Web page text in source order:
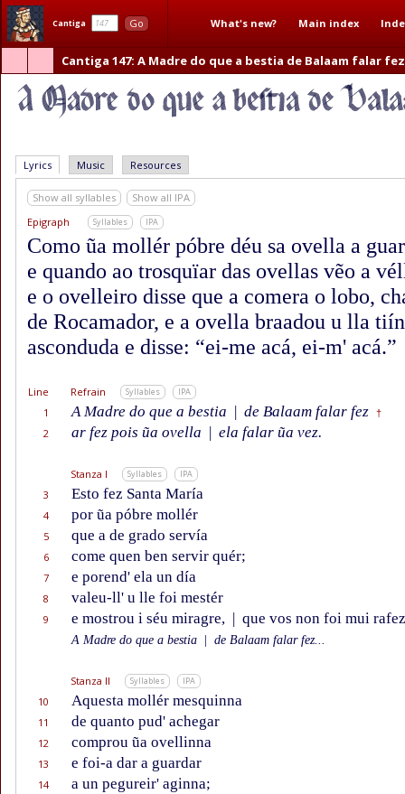
Cantiga Go What's new? Main index
Cantiga 147: A Madre do que a bestia de Balaam falar
Lyrics Music Resources
Show all syllables
Show all IPA
Epigraph
Syllables IPA
Como ũa mollér póbre déu sa ovella a
e quando ao trosquïar das ovellas vẽo a
e o ovelleiro disse que a comera o lobo,
de Rocamador, e a ovella braadou u lla
asconduda e disse: “ei-me acá, ei-m' acá.”
Line Refrain Syllables IPA
1 A Madre do que a bestia | de Balaam falar fez †
2 ar fez pois ũa ovella | ela falar ũa vez.
Stanza I Syllables IPA
3 Esto fez Santa María
4 por ũa póbre mollér
5 que a de grado servía
6 come quen ben servir quér;
7 e porend' ela un día
8 valeu-ll' u lle foi mestér
9 e mostrou i séu miragre, | que vos non foi mui
A Madre do que a bestia de Balaam falar fez...
Stanza II Syllables IPA
10 Aquesta mollér mesquinna
11 de quanto pud' achegar
12 comprou ũa ovellinna
13 e foi-a dar a guardar
14 a un pegureir' aginna;